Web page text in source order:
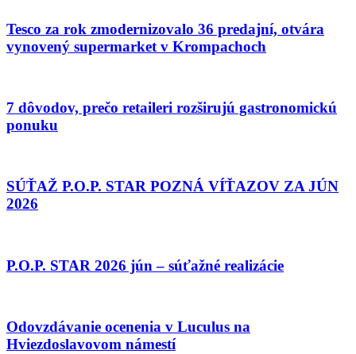
Tesco za rok zmodernizovalo 36 predajní, otvára
vynovený supermarket v Krompachoch
7 dôvodov, prečo retaileri rozširujú gastronomickú
ponuku
SÚŤAŽ P.O.P. STAR POZNÁ VÍŤAZOV ZA JÚN
2026
P.O.P. STAR 2026 jún – súťažné realizácie
Odovzdávanie ocenenia v Luculus na
Hviezdoslavovom námestí